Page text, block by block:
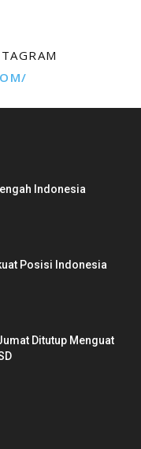
Indonesia
Posisi Indonesia
Ditutup Menguat